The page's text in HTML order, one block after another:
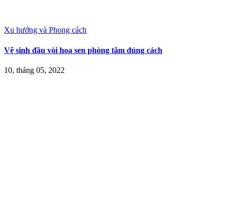
Xu hướng và Phong cách
Vệ sinh đầu vòi hoa sen phòng tắm đúng cách
10, tháng 05, 2022